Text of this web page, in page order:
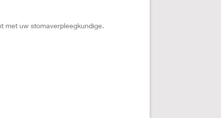
met uw stomaverpleegkundige.